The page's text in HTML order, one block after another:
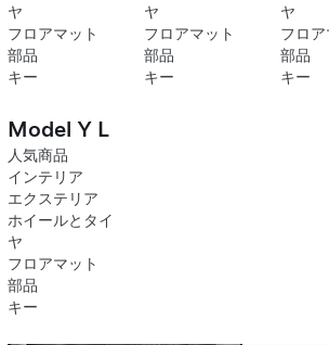
ヤ
フロアマット
部品
キー
ヤ
フロアマット
部品
キー
ヤ
フロア
部品
キー
Model Y L
人気商品
インテリア
エクステリア
ホイールとタイ
ヤ
フロアマット
部品
キー